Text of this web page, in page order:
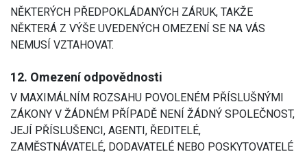
NĚKTERÝCH PŘEDPOKLÁDANÝCH ZÁRUK, TAKŽE
NĚKTERÁ Z VÝŠE UVEDENÝCH OMEZENÍ SE NA VÁS
NEMUSÍ VZTAHOVAT.
12. Omezení odpovědnosti
V MAXIMÁLNÍM ROZSAHU POVOLENÉM PŘÍSLUŠNÝMI
ZÁKONY V ŽÁDNÉM PŘÍPADĚ NENÍ ŽÁDNÝ SPOLEČNOST,
JEJÍ PŘÍSLUŠENCI, AGENTI, ŘEDITELÉ,
ZAMĚSTNÁVATELÉ, DODAVATELÉ NEBO POSKYTOVATELÉ